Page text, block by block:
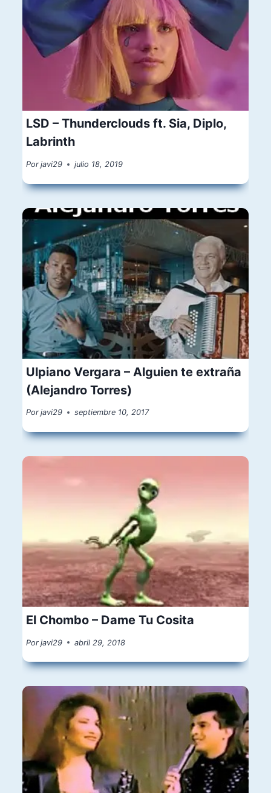
LSD – Thunderclouds ft. Sia, Diplo,
Labrinth
Por javi29 julio 18, 2019
Ulpiano Vergara – Alguien te extraña
(Alejandro Torres)
Por javi29 septiembre 10, 2017
El Chombo – Dame Tu Cosita
Por javi29 abril 29, 2018